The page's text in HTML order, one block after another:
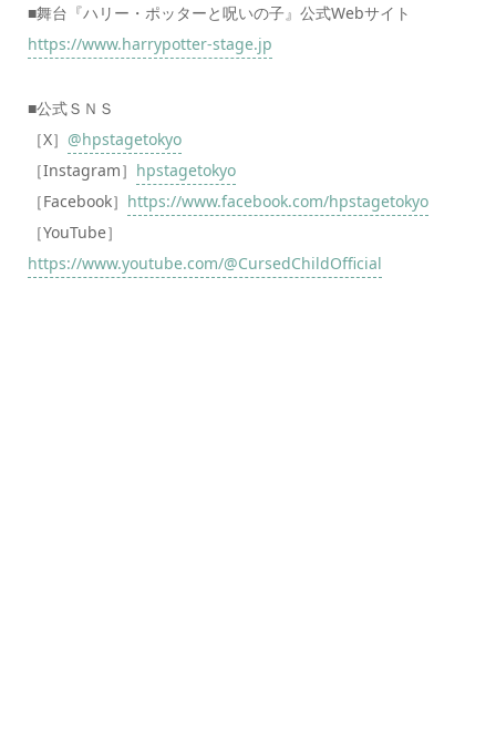
■舞台『ハリー・ポッターと呪いの子』公式Webサイト
https://www.harrypotter-stage.jp
■公式ＳＮＳ
［X］ @hpstagetokyo
［Instagram］ hpstagetokyo
［Facebook］ https://www.facebook.com/hpstagetokyo
［YouTube］
https://www.youtube.com/@CursedChildOfficial